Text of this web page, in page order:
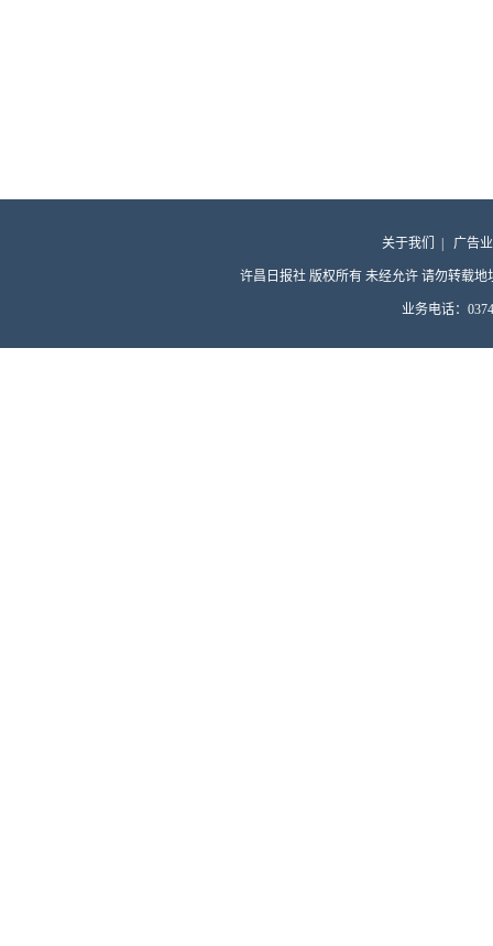
关于我们 广告
许昌日报社 版权所有 未经允许 请勿转载地
业务电话：